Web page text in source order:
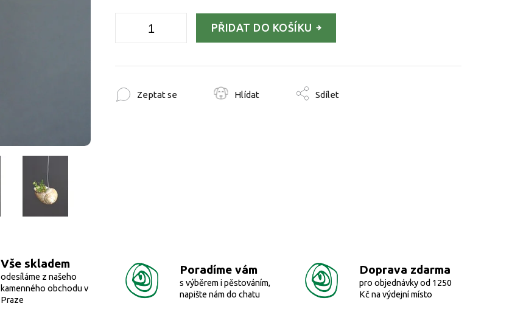
PŘIDAT DO KOŠÍKU
Zeptat se Hlídat Sdílet
Vše skladem
odesíláme z našeho
kamenného obchodu v
Praze
Poradíme vám
s výběrem i pěstováním,
napište nám do chatu
Doprava zdarma
pro objednávky od 1250
Kč na výdejní místo